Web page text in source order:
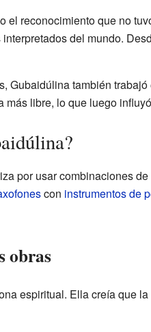
el reconocimiento que no
del mundo.
Gubaidúlina también
libre, lo que luego
por usar combinaciones
con instrumentos de
obras
espiritual. Ella creía que